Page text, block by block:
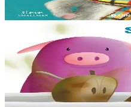
Er stok13,00 €
3 bloaz hag ouzhpenn
Soubenn louet
C'hoant bras en deuz Rozig da
Ganto e vo ur c'houviad